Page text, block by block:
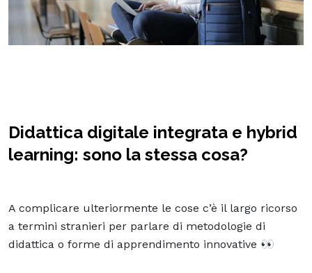
Didattica digitale integrata e hybrid
learning: sono la stessa cosa?
A complicare ulteriormente le cose c’è il largo ricorso
a termini stranieri per parlare di metodologie di
didattica o forme di apprendimento innovative 👀